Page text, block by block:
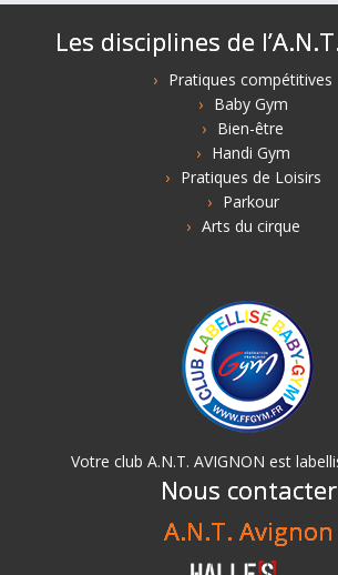
Les disciplines de
Pratiques compétitives
Baby Gym
Bien-être
Handi Gym
Pratiques de Loisirs
Parkour
Arts du cirque
Votre club A.N.T. AVIGNON est
Nous contacter
A.N.T. Avignon